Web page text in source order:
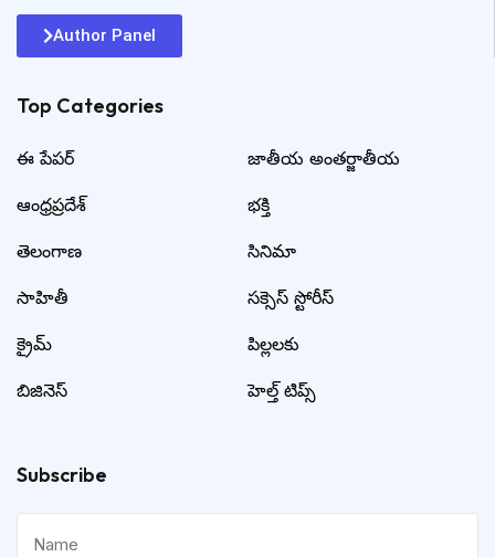
Author Panel
Top Categories​
ఈ పేపర్
ఆంధ్రప్రదేశ్
తెలంగాణ
సాహితీ
క్రైమ్
బిజినెస్
జాతీయ అంతర్జాతీయ
భక్తి
సినిమా
సక్సెస్ స్టోరీస్
పిల్లలకు
హెల్త్ టిప్స్
Subscribe